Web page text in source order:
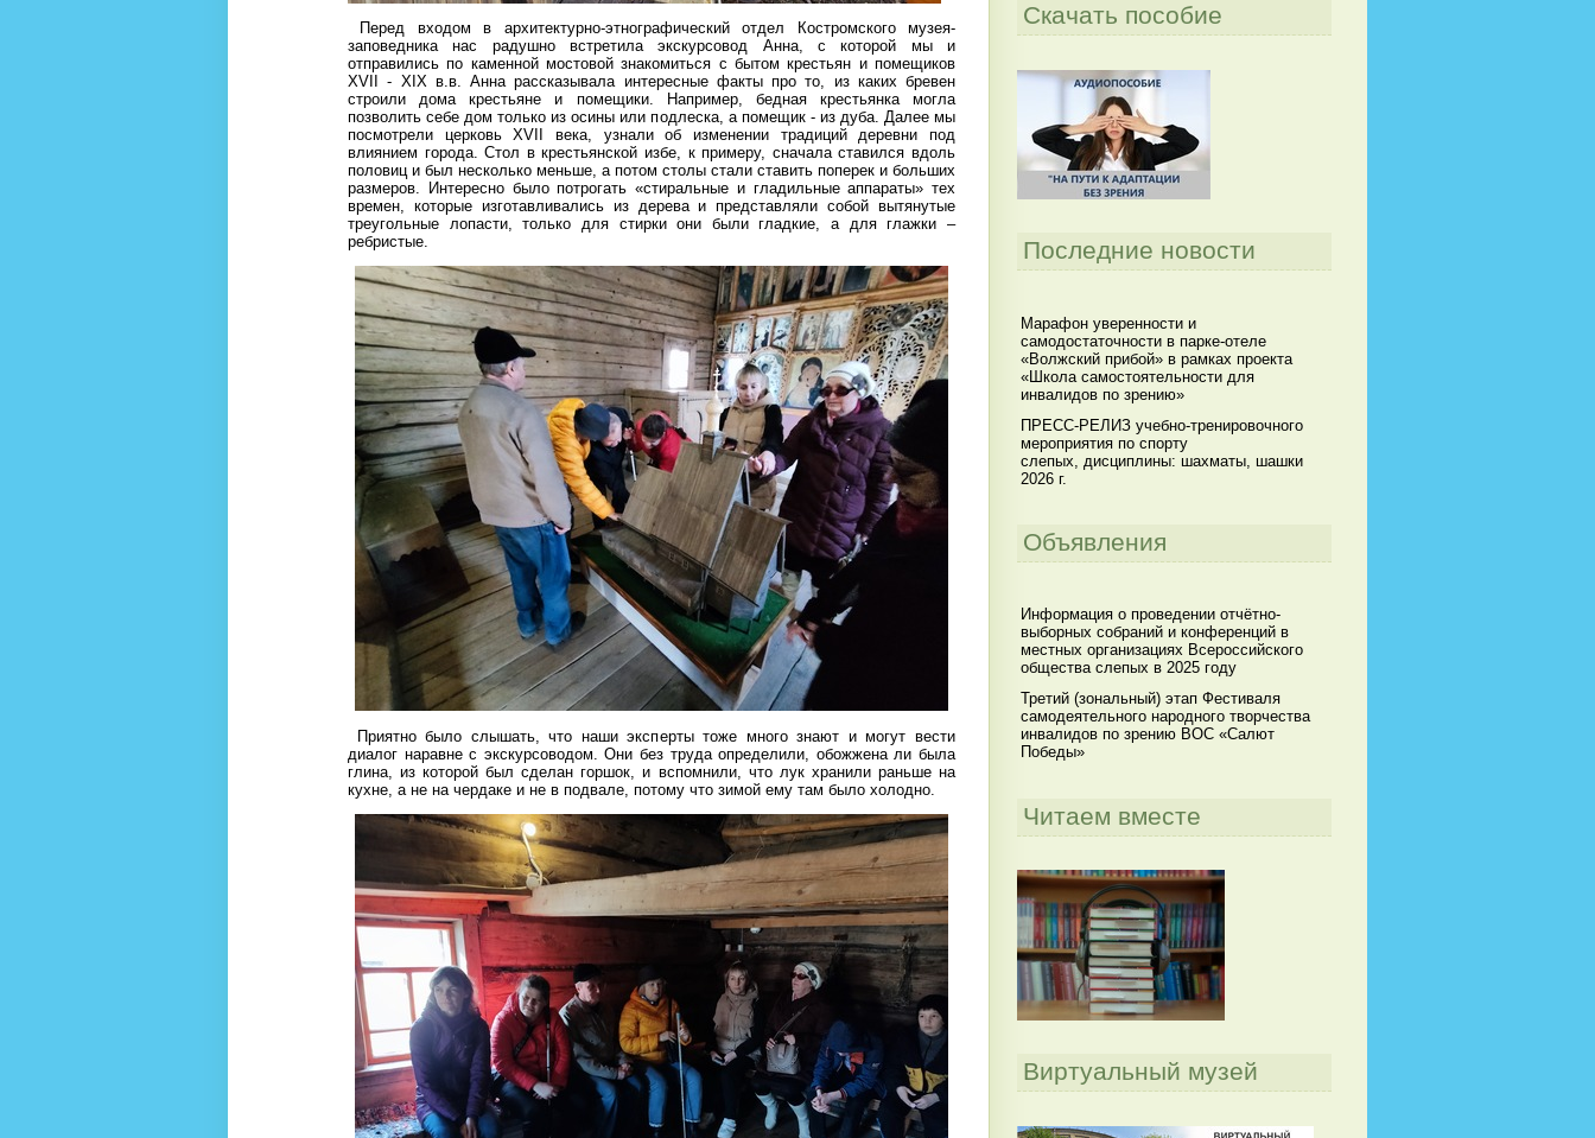
Перед входом в архитектурно-этнографический отдел Костромского музея-
заповедника нас радушно встретила экскурсовод Анна, с которой мы и
отправились по каменной мостовой знакомиться с бытом крестьян и помещиков
XVII - XIX в.в. Анна рассказывала интересные факты про то, из каких бревен
строили дома крестьяне и помещики. Например, бедная крестьянка могла
позволить себе дом только из осины или подлеска, а помещик - из дуба. Далее мы
посмотрели церковь XVII века, узнали об изменении традиций деревни под
влиянием города. Стол в крестьянской избе, к примеру, сначала ставился вдоль
половиц и был несколько меньше, а потом столы стали ставить поперек и больших
размеров. Интересно было потрогать «стиральные и гладильные аппараты» тех
времен, которые изготавливались из дерева и представляли собой вытянутые
треугольные лопасти, только для стирки они были гладкие, а для глажки –
ребристые.
Приятно было слышать, что наши эксперты тоже много знают и могут вести
диалог наравне с экскурсоводом. Они без труда определили, обожжена ли была
глина, из которой был сделан горшок, и вспомнили, что лук хранили раньше на
кухне, а не на чердаке и не в подвале, потому что зимой ему там было холодно.
Скачать пособие
Последние новости
Марафон уверенности и
самодостаточности в парке-отеле
«Волжский прибой» в рамках проекта
«Школа самостоятельности для
инвалидов по зрению»
ПРЕСС-РЕЛИЗ учебно-тренировочного
мероприятия по спорту
слепых, дисциплины: шахматы, шашки
2026 г.
Объявления
Информация о проведении отчётно-
выборных собраний и конференций в
местных организациях Всероссийского
общества слепых в 2025 году
Третий (зональный) этап Фестиваля
самодеятельного народного творчества
инвалидов по зрению ВОС «Салют
Победы»
Читаем вместе
Виртуальный музей